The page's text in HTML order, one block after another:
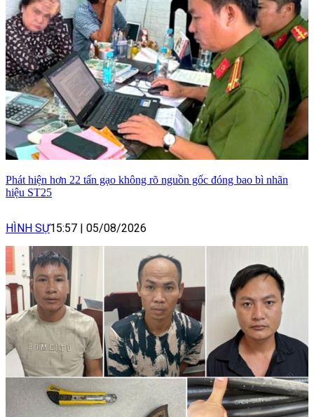
Phát hiện hơn 22 tấn gạo không rõ nguồn gốc đóng bao bì nhãn
hiệu ST25
HÌNH SỰ15:57 | 05/08/2026